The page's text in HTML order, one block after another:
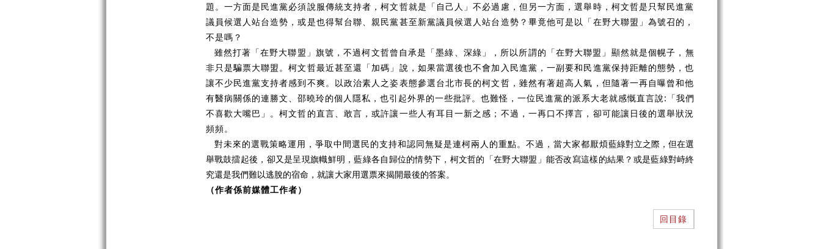
題。一方面是民進黨必須說服傳統支持者，柯文哲就是「自己人」不必過慮，但另一方面，選舉時，柯文哲是只幫民進黨
議員候選人站台造勢，或是也得幫台聯、親民黨甚至新黨議員候選人站台造勢？畢竟他可是以「在野大聯盟」為號召的，
不是嗎？
雖然打著「在野大聯盟」旗號，不過柯文哲曾自承是「墨綠、深綠」，所以所謂的「在野大聯盟」顯然就是個幌子，無
非只是騙票大聯盟。柯文哲最近甚至還「加碼」說，如果當選後也不會加入民進黨，一副要和民進黨保持距離的態勢，也
讓不少民進黨支持者感到不爽。以政治素人之姿表態參選台北市長的柯文哲，雖然有著超高人氣，但隨著一再自曝曾和他
有醫病關係的連勝文、邵曉玲的個人隱私，也引起外界的一些批評。也難怪，一位民進黨的派系大老就感慨直言說:「我們
不喜歡大嘴巴」。柯文哲的直言、敢言，或許讓一些人有耳目一新之感；不過，一再口不擇言，卻可能讓日後的選舉狀況
頻頻。
對未來的選戰策略運用，爭取中間選民的支持和認同無疑是連柯兩人的重點。不過，當大家都厭煩藍綠對立之際，但在選
舉戰鼓擂起後，卻又是呈現旗幟鮮明，藍綠各自歸位的情勢下，柯文哲的「在野大聯盟」能否改寫這樣的結果？或是藍綠對峙終
究還是我們難以逃脫的宿命，就讓大家用選票來揭開最後的答案。
（作者係前媒體工作者）
回目錄